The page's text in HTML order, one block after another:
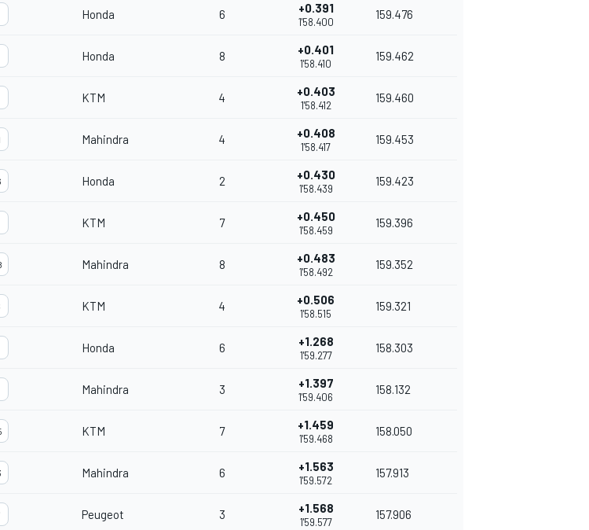
Honda 6 +0.391
1'58.400
159.476
Honda 8 +0.401
1'58.410
159.462
KTM 4 +0.403
1'58.412
159.460
Mahindra 4 +0.408
1'58.417
159.453
Honda 2 +0.430
1'58.439
159.423
KTM 7 +0.450
1'58.459
159.396
Mahindra 8 +0.483
1'58.492
159.352
KTM 4 +0.506
1'58.515
159.321
Honda 6 +1.268
1'59.277
158.303
Mahindra 3 +1.397
1'59.406
158.132
KTM 7 +1.459
1'59.468
158.050
Mahindra 6 +1.563
1'59.572
157.913
Peugeot 3 +1.568
1'59.577
157.906